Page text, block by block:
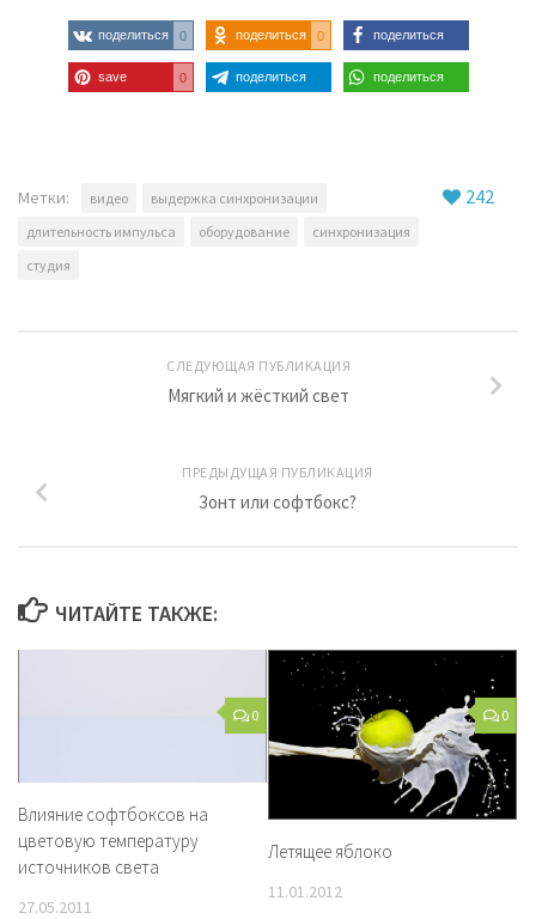
поделиться 0 поделиться 0 поделиться
save 0 поделиться поделиться
242
Метки: видео
выдержка синхронизации
длительность импульса
оборудование
синхронизация
студия
СЛЕДУЮЩАЯ ПУБЛИКАЦИЯ
Мягкий и жёсткий свет
ПРЕДЫДУЩАЯ ПУБЛИКАЦИЯ
Зонт или софтбокс?
ЧИТАЙТЕ ТАКЖЕ:
0
Влияние софтбоксов на
цветовую температуру
источников света
27.05.2011
0
Летящее яблоко
11.01.2012